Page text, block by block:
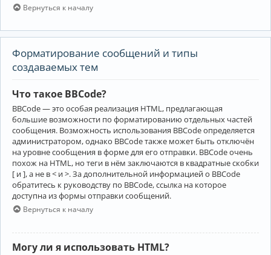
Вернуться к началу
Форматирование сообщений и типы
создаваемых тем
Что такое BBCode?
BBCode — это особая реализация HTML, предлагающая
большие возможности по форматированию отдельных частей
сообщения. Возможность использования BBCode определяется
администратором, однако BBCode также может быть отключён
на уровне сообщения в форме для его отправки. BBCode очень
похож на HTML, но теги в нём заключаются в квадратные скобки
[ и ], а не в < и >. За дополнительной информацией о BBCode
обратитесь к руководству по BBCode, ссылка на которое
доступна из формы отправки сообщений.
Вернуться к началу
Могу ли я использовать HTML?